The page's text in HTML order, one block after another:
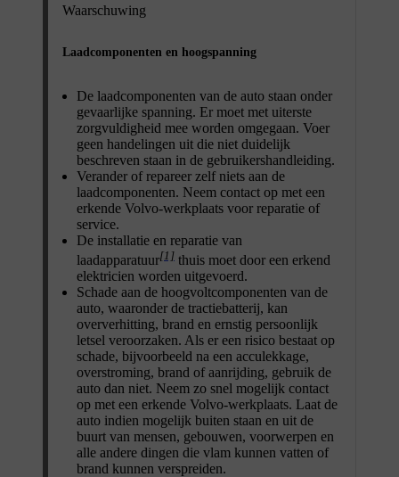
Waarschuwing
Laadcomponenten en hoogspanning
De laadcomponenten van de auto staan onder
gevaarlijke spanning. Er moet met uiterste
zorgvuldigheid mee worden omgegaan. Voer
geen handelingen uit die niet duidelijk
beschreven staan in de gebruikershandleiding.
Verander of repareer zelf niets aan de
laadcomponenten. Neem contact op met een
erkende Volvo-werkplaats voor reparatie of
service.
De installatie en reparatie van
laadapparatuur[1] thuis moet door een erkend
elektricien worden uitgevoerd.
Schade aan de hoogvoltcomponenten van de
auto, waaronder de tractiebatterij, kan
oververhitting, brand en ernstig persoonlijk
letsel veroorzaken. Als er een risico bestaat op
schade, bijvoorbeeld na een acculekkage,
overstroming, brand of aanrijding, gebruik de
auto dan niet. Neem zo snel mogelijk contact
op met een erkende Volvo-werkplaats. Laat de
auto indien mogelijk buiten staan en uit de
buurt van mensen, gebouwen, voorwerpen en
alle andere dingen die vlam kunnen vatten of
brand kunnen verspreiden.